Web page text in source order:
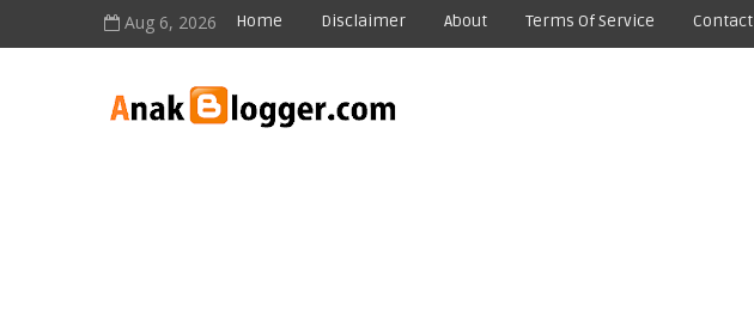
Aug 6, 2026 Home Disclaimer About Terms Of Service Contact